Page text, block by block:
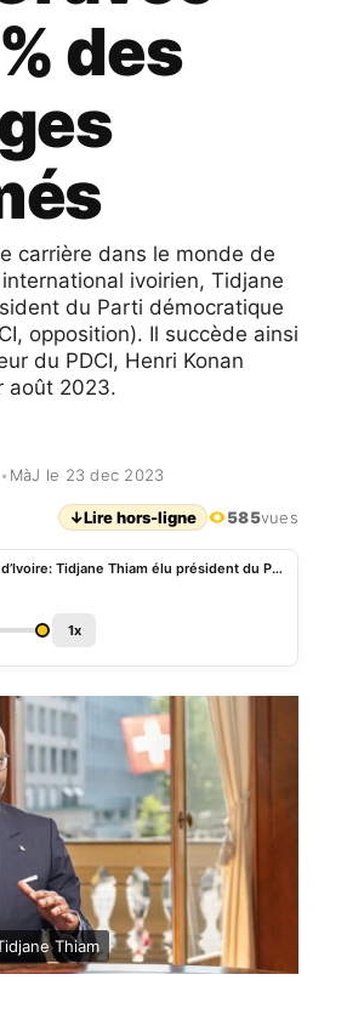
des
carrière dans le monde de
ivoirien, Tidjane
du Parti démocratique
opposition). Il succède ainsi
du PDCI, Henri Konan
août 2023.
• MàJ le 23 dec 2023
↓Lire hors-ligne 585vues
Côte d’Ivoire: Tidjane Thiam élu président du PDCI avec 96,48% des suffrages exprimés
1x
Thiam